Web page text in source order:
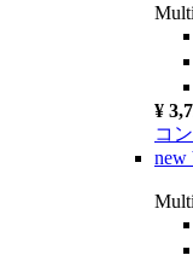
¥
コ
new